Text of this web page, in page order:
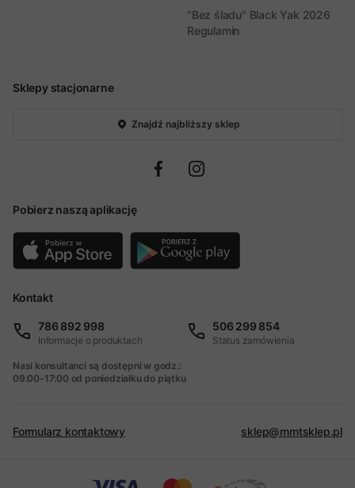
Sklepy stacjonarne
Znajdź najbliższy sklep
Pobierz naszą aplikację
"Bez śladu" Black Yak 2026
Regulamin
Kontakt
786 892 998
Informacje o produktach
506 299 854
Status zamówienia
Nasi konsultanci są dostępni w godz.:
09:00-17:00 od poniedziałku do piątku
Formularz kontaktowy sklep@mmtsklep.pl